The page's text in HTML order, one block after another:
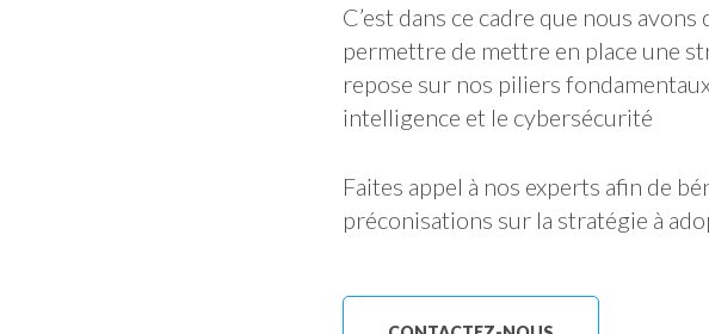
C’est dans ce cadre que nous
permettre de mettre en place une
repose sur nos piliers
intelligence et le cybersécurité
Faites appel à nos experts afin de
préconisations sur la stratégie à